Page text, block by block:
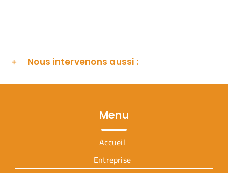
Nous intervenons aussi :
Menu
Accueil
Entreprise